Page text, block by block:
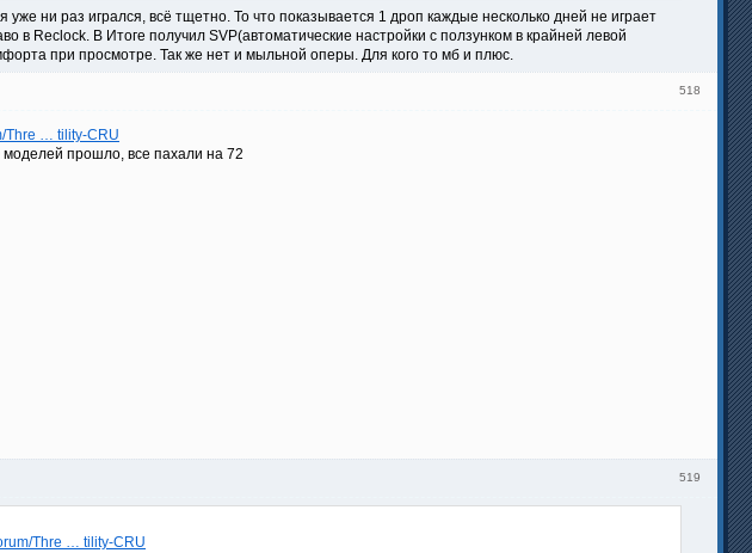
ни раз игрался, всё тщетно. То что показывается 1 дроп каждые несколько дней не играет
в Reclock. В Итоге получил SVP(автоматические настройки с ползунком в крайней левой
при просмотре. Так же нет и мыльной оперы. Для кого то мб и плюс.
518
Thre … tility-CRU
моделей прошло, все пахали на 72
519
Thre … tility-CRU